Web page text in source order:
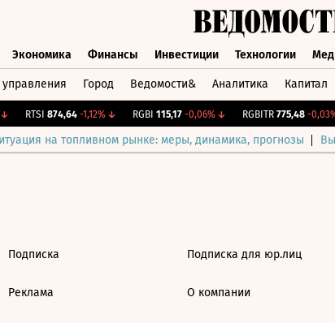
Экономика Финансы Инвестиции Технологии
Город Ведомости& Аналитика Капитал
RTSI 874,64 -1,12%↓ RGBI 115,17 -0,06%↓ RGBITR 775,48 -0,03%
на топливном рынке: меры, динамика, прогнозы
Подписка
Реклама
Подписка для юр.лиц
О компании